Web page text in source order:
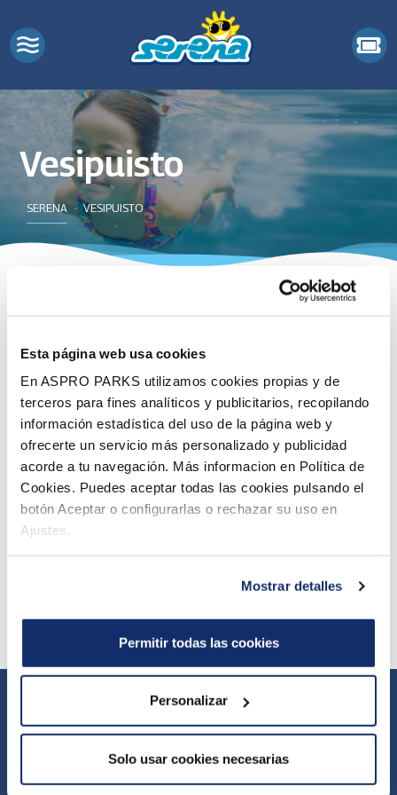
Esta página web usa cookies
En ASPRO PARKS utilizamos cookies propias y de
terceros para fines analíticos y publicitarios, recopilando
información estadística del uso de la página web y
ofrecerte un servicio más personalizado y publicidad
acorde a tu navegación. Más informacion en Política de
Cookies. Puedes aceptar todas las cookies pulsando el
botón Aceptar o configurarlas o rechazar su uso en
Ajustes.
Mostrar detalles
Permitir todas las cookies
Personalizar
Solo usar cookies necesarias
Vesipuisto
SERENA VESIPUISTO
Vesipuiston aukioloajat
Vesipuiston kausikortit
Liukumäet ja altaat
Vesipuiston säännöt
Webcam Yleiset myyntiehdot
Tietosuojakäytäntö
Oiva Evästepolitiikka Rekrytointi